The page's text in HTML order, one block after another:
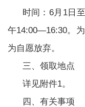
时间：6月1日
午14:00—16:30。
为自愿放弃。
三、领取地点
详见附件1。
四、有关事项